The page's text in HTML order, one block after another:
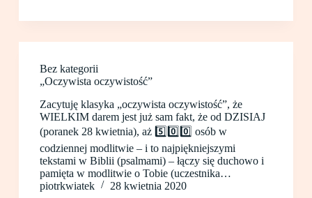
Bez kategorii
„Oczywista oczywistość”
Zacytuję klasyka „oczywista oczywistość”, że
WIELKIM darem jest już sam fakt, że od DZISIAJ
(poranek 28 kwietnia), aż 5️⃣0️⃣0️⃣ osób w
codziennej modlitwie – i to najpiękniejszymi
tekstami w Biblii (psalmami) – łączy się duchowo i
pamięta w modlitwie o Tobie (uczestnika…
piotrkwiatek
28 kwietnia 2020